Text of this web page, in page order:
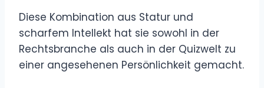
Diese Kombination aus Statur und
scharfem Intellekt hat sie sowohl in der
Rechtsbranche als auch in der Quizwelt zu
einer angesehenen Persönlichkeit gemacht.